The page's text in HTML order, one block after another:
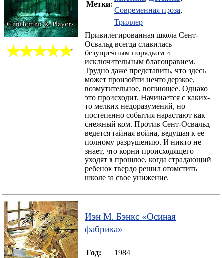
Метки:
Современная проза,
Триллер
Привилегированная школа Сент-
Освальд всегда славилась
безупречным порядком и
исключительным благонравием.
Трудно даже представить, что здесь
может произойти нечто дерзкое,
возмутительное, вопиющее. Однако
это происходит. Начинается с каких-
то мелких недоразумений, но
постепенно события нарастают как
снежный ком. Против Сент-Освальд
ведется тайная война, ведущая к ее
полному разрушению. И никто не
знает, что корни происходящего
уходят в прошлое, когда страдающий
ребенок твердо решил отомстить
школе за свое унижение.
Иэн М. Бэнкс «Осиная
фабрика»
Год:
1984